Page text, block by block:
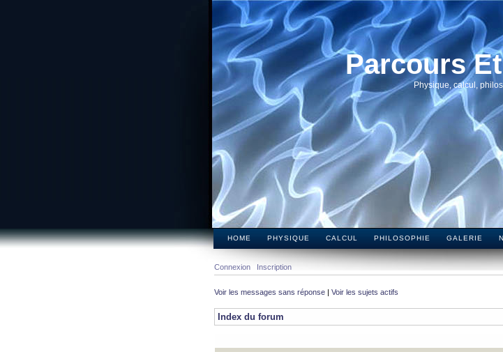
Parcours
Physique, calcul,
HOME PHYSIQUE CALCUL PHILOSOPHIE GALERIE
Connexion Inscription
Voir les messages sans réponse | Voir les sujets actifs
Index du forum